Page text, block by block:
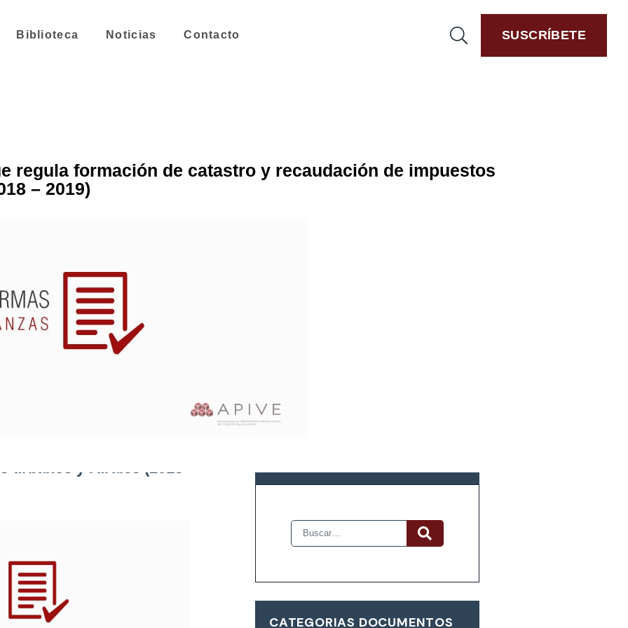
Biblioteca Noticias Contacto SUSCRÍBETE
regula formación de catastro y recaudación de impuestos
– 2019)
formación de catastro y
y rurales (2018 -
CATEGORIAS DOCUMENTOS